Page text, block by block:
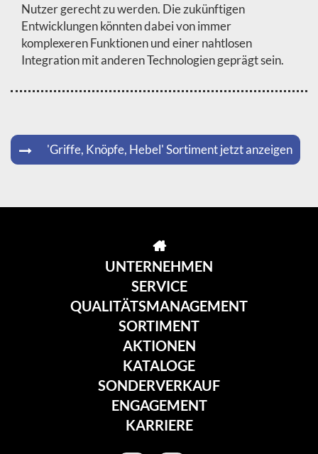
Nutzer gerecht zu werden. Die zukünftigen
Entwicklungen könnten dabei von immer
komplexeren Funktionen und einer nahtlosen
Integration mit anderen Technologien geprägt sein.
'Griffe, Knöpfe, Hebel' Sortiment jetzt anzeigen
UNTERNEHMEN
SERVICE
QUALITÄTSMANAGEMENT
SORTIMENT
AKTIONEN
KATALOGE
SONDERVERKAUF
ENGAGEMENT
KARRIERE